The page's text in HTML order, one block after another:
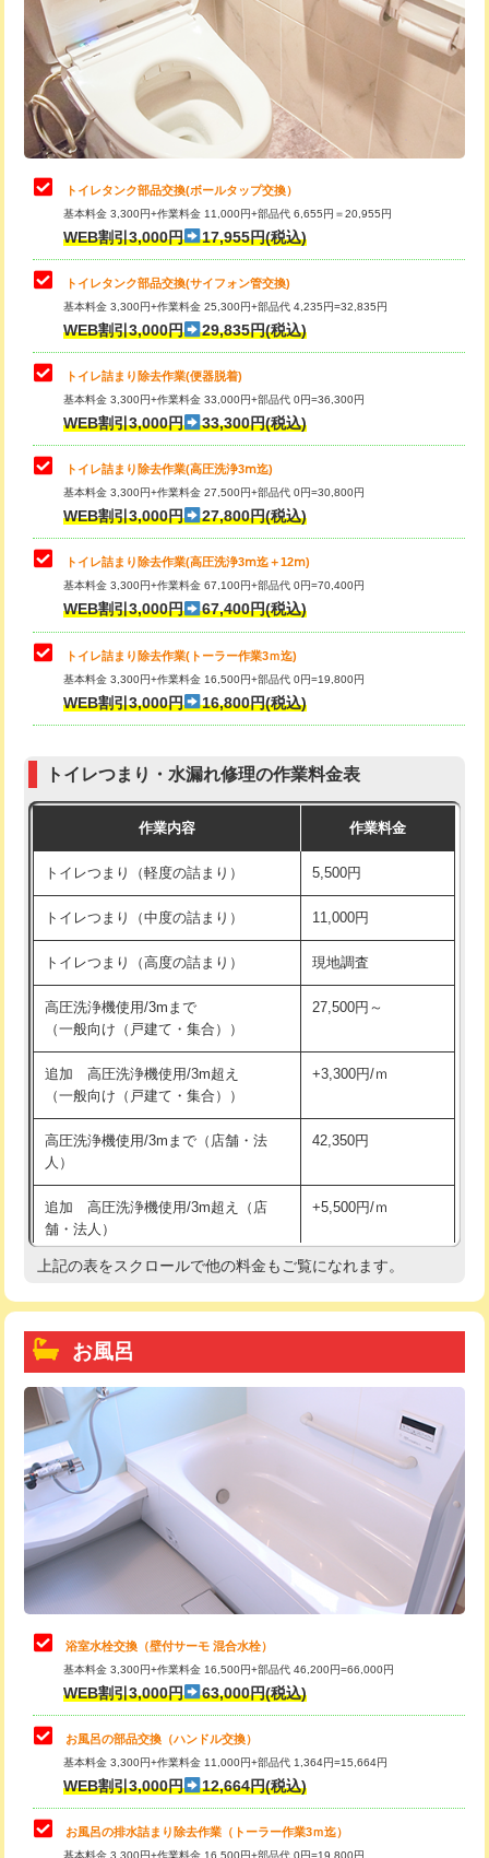
トイレタンク部品交換(ボールタップ交換）
基本料金 3,300円+作業料金 11,000円+部品代 6,655円＝20,955円
WEB割引3,000円 17,955円(税込)
トイレタンク部品交換(サイフォン管交換)
基本料金 3,300円+作業料金 25,300円+部品代 4,235円=32,835円
WEB割引3,000円 29,835円(税込)
トイレ詰まり除去作業(便器脱着)
基本料金 3,300円+作業料金 33,000円+部品代 0円=36,300円
WEB割引3,000円 33,300円(税込)
トイレ詰まり除去作業(高圧洗浄3ⅿ迄)
基本料金 3,300円+作業料金 27,500円+部品代 0円=30,800円
WEB割引3,000円 27,800円(税込)
トイレ詰まり除去作業(高圧洗浄3ⅿ迄＋12ⅿ)
基本料金 3,300円+作業料金 67,100円+部品代 0円=70,400円
WEB割引3,000円 67,400円(税込)
トイレ詰まり除去作業(トーラー作業3ｍ迄)
基本料金 3,300円+作業料金 16,500円+部品代 0円=19,800円
WEB割引3,000円 16,800円(税込)
トイレつまり・水漏れ修理の作業料金表
作業内容 作業料金
トイレつまり（軽度の詰まり） 5,500円
トイレつまり（中度の詰まり） 11,000円
トイレつまり（高度の詰まり） 現地調査
高圧洗浄機使用/3mまで
（一般向け（戸建て・集合））
27,500円～
追加 高圧洗浄機使用/3m超え
（一般向け（戸建て・集合））
+3,300円/ｍ
高圧洗浄機使用/3mまで（店舗・法
人）
42,350円
追加 高圧洗浄機使用/3m超え（店
舗・法人）
+5,500円/ｍ
高度高圧洗浄換 現地調査
トーラー機使用/3mまで
追加トーラー機使用/3m超え
カメラ調査 33,000円
桝清掃 8,800円
止水・漏水調査・防水処理・清掃・修
理・調整・分解・加工など（軽作業）
止水・漏水調査・防水処理・清掃・修
理・調整・分解・加工など（中作業）
22,000円
止水・漏水調査・防水処理・清掃・修
理・調整・分解・加工など（重作業）
33,000円
トイレタンク脱着
トイレ便器脱着
タンクレストイレ脱着 33,000円
上記の表をスクロールで他の料金もご覧になれます。
お風呂
浴室水栓交換（壁付サーモ 混合水栓）
基本料金 3,300円+作業料金 16,500円+部品代 46,200円=66,000円
WEB割引3,000円 63,000円(税込)
お風呂の部品交換（ハンドル交換）
基本料金 3,300円+作業料金 11,000円+部品代 1,364円=15,664円
WEB割引3,000円 12,664円(税込)
お風呂の排水詰まり除去作業（トーラー作業3ｍ迄）
基本料金 3,300円+作業料金 16,500円+部品代 0円=19,800円